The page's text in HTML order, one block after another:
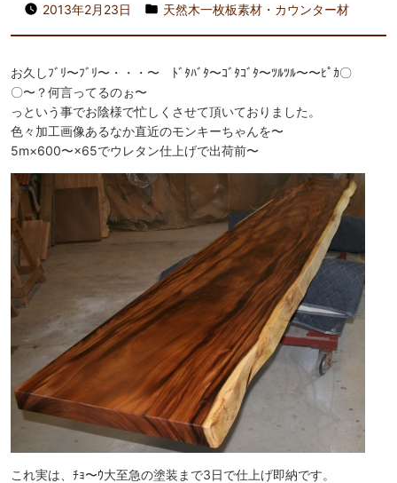
2013年2月23日 天然木一枚板素材・カウンター材
お久しﾌﾞﾘ〜ﾌﾞﾘ〜・・・〜 ﾄﾞﾀﾊﾞﾀ〜ｺﾞﾀｺﾞﾀ〜ﾂﾙﾂﾙ〜〜ﾋﾟｶ〇
〇〜？何言ってるのぉ〜
っという事でお陰様で忙しくさせて頂いておりました。
色々加工画像あるなか直近のモンキーちゃんを〜
5m×600〜×65でウレタン仕上げで出荷前〜
これ実は、ﾁｮ〜ｳ大至急の塗装まで3日で仕上げ即納です。